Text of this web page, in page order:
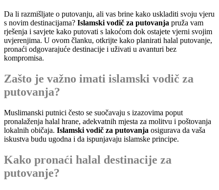
Da li razmišljate o putovanju, ali vas brine kako uskladiti svoju vjeru
s novim destinacijama? Islamski vodič za putovanja pruža vam
rješenja i savjete kako putovati s lakoćom dok ostajete vjerni svojim
uvjerenjima. U ovom članku, otkrijte kako planirati halal putovanje,
pronaći odgovarajuće destinacije i uživati u avanturi bez
kompromisa.
Zašto je važno imati islamski vodič za
putovanja?
Muslimanski putnici često se suočavaju s izazovima poput
pronalaženja halal hrane, adekvatnih mjesta za molitvu i poštovanja
lokalnih običaja. Islamski vodič za putovanja osigurava da vaša
iskustva budu ugodna i da ispunjavaju islamske principe.
Kako pronaći halal destinacije za
putovanje?